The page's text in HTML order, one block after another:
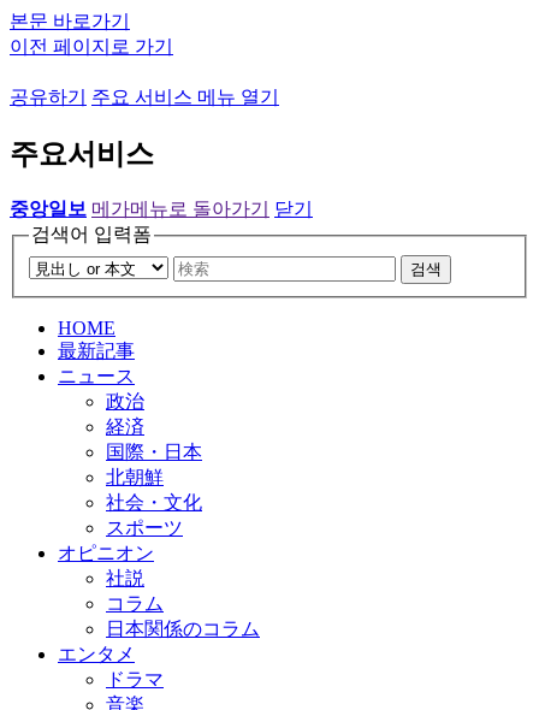
본문 바로가기
이전 페이지로 가기
공유하기 주요 서비스 메뉴 열기
주요서비스
중앙일보 메가메뉴로 돌아가기
닫기
검색어 입력폼
검색
HOME
最新記事
ニュース
政治
経済
国際・日本
北朝鮮
社会・文化
スポーツ
オピニオン
社説
コラム
日本関係のコラム
エンタメ
ドラマ
音楽